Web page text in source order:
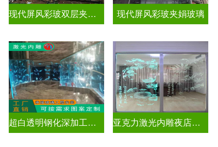
现代屏风彩玻双层夹娟玻璃 现代屏风彩玻夹娟玻璃
超白透明钢化深加工激光内雕玻璃 亚克力激光内雕夜店餐厅装饰